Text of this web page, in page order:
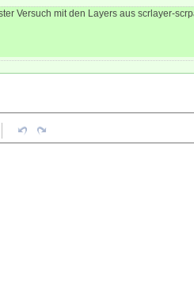
Versuch mit den Layers aus scrlayer-